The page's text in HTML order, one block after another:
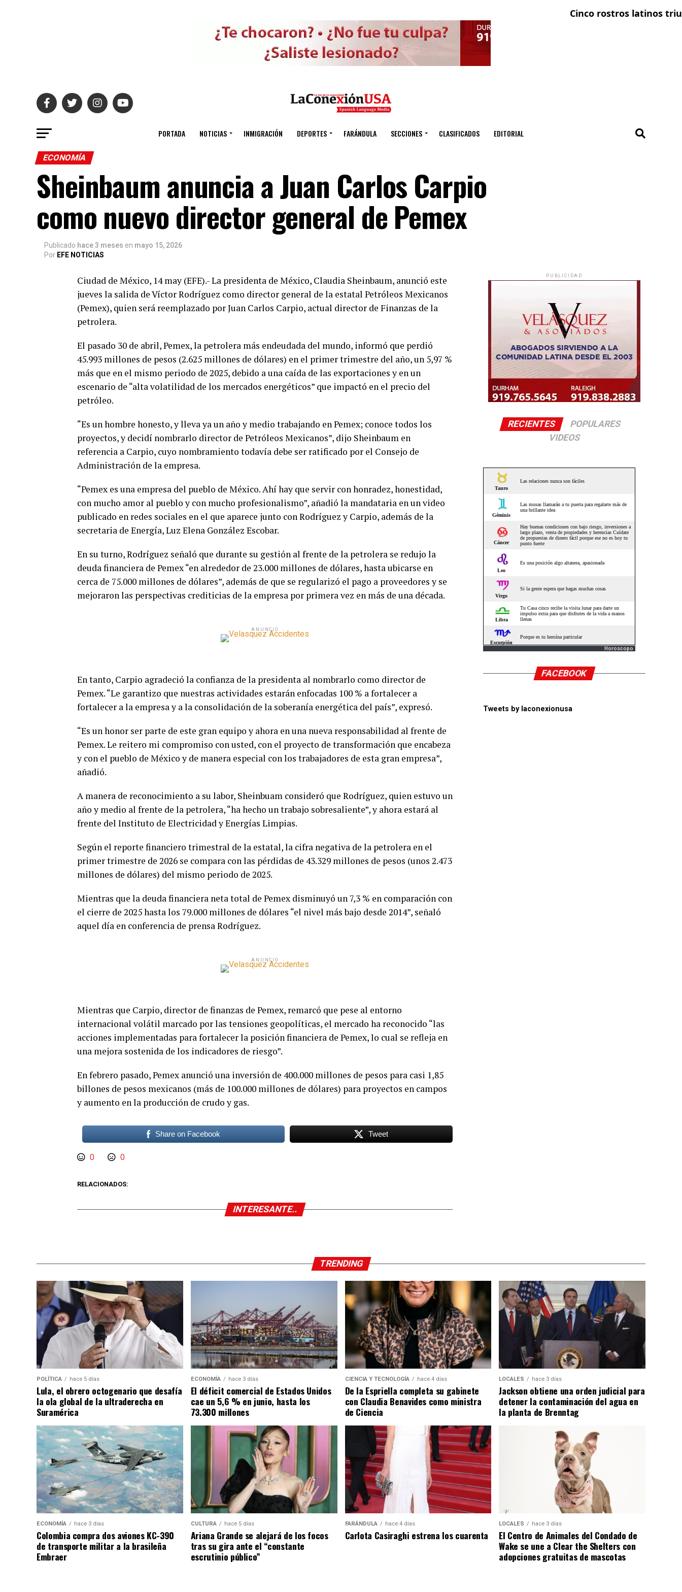
Cinco rostros latinos triunfan
PORTADA NOTICIAS INMIGRACIÓN DEPORTES FARÁNDULA SECCIONES CLASIFICADOS EDITORIAL
ECONOMÍA
Sheinbaum anuncia a Juan Carlos Carpio
como nuevo director general de Pemex
Publicado hace 3 meses en mayo 15, 2026
Por EFE NOTICIAS
Ciudad de México, 14 may (EFE).- La presidenta de México, Claudia Sheinbaum, anunció este
jueves la salida de Víctor Rodríguez como director general de la estatal Petróleos Mexicanos
(Pemex), quien será reemplazado por Juan Carlos Carpio, actual director de Finanzas de la
petrolera.
El pasado 30 de abril, Pemex, la petrolera más endeudada del mundo, informó que perdió
45.993 millones de pesos (2.625 millones de dólares) en el primer trimestre del año, un 5,97 %
más que en el mismo periodo de 2025, debido a una caída de las exportaciones y en un
escenario de “alta volatilidad de los mercados energéticos” que impactó en el precio del
petróleo.
“Es un hombre honesto, y lleva ya un año y medio trabajando en Pemex; conoce todos los
proyectos, y decidí nombrarlo director de Petróleos Mexicanos”, dijo Sheinbaum en
referencia a Carpio, cuyo nombramiento todavía debe ser ratificado por el Consejo de
Administración de la empresa.
“Pemex es una empresa del pueblo de México. Ahí hay que servir con honradez, honestidad,
con mucho amor al pueblo y con mucho profesionalismo”, añadió la mandataria en un video
publicado en redes sociales en el que aparece junto con Rodríguez y Carpio, además de la
secretaria de Energía, Luz Elena González Escobar.
En su turno, Rodríguez señaló que durante su gestión al frente de la petrolera se redujo la
deuda financiera de Pemex “en alrededor de 23.000 millones de dólares, hasta ubicarse en
cerca de 75.000 millones de dólares”, además de que se regularizó el pago a proveedores y se
mejoraron las perspectivas crediticias de la empresa por primera vez en más de una década.
ANUNCIO
En tanto, Carpio agradeció la confianza de la presidenta al nombrarlo como director de
Pemex. “Le garantizo que nuestras actividades estarán enfocadas 100 % a fortalecer a
fortalecer a la empresa y a la consolidación de la soberanía energética del país”, expresó.
“Es un honor ser parte de este gran equipo y ahora en una nueva responsabilidad al frente de
Pemex. Le reitero mi compromiso con usted, con el proyecto de transformación que encabeza
y con el pueblo de México y de manera especial con los trabajadores de esta gran empresa”,
añadió.
A manera de reconocimiento a su labor, Sheinbuam consideró que Rodríguez, quien estuvo un
año y medio al frente de la petrolera, “ha hecho un trabajo sobresaliente”, y ahora estará al
frente del Instituto de Electricidad y Energías Limpias.
Según el reporte financiero trimestral de la estatal, la cifra negativa de la petrolera en el
primer trimestre de 2026 se compara con las pérdidas de 43.329 millones de pesos (unos 2.473
millones de dólares) del mismo periodo de 2025.
Mientras que la deuda financiera neta total de Pemex disminuyó un 7,3 % en comparación con
el cierre de 2025 hasta los 79.000 millones de dólares “el nivel más bajo desde 2014”, señaló
aquel día en conferencia de prensa Rodríguez.
ANUNCIO
Mientras que Carpio, director de finanzas de Pemex, remarcó que pese al entorno
internacional volátil marcado por las tensiones geopolíticas, el mercado ha reconocido “las
acciones implementadas para fortalecer la posición financiera de Pemex, lo cual se refleja en
una mejora sostenida de los indicadores de riesgo”.
En febrero pasado, Pemex anunció una inversión de 400.000 millones de pesos para casi 1,85
billones de pesos mexicanos (más de 100.000 millones de dólares) para proyectos en campos
y aumento en la producción de crudo y gas.
Share on Facebook Tweet
0 0
RELACIONADOS:
INTERESANTE..
PUBLICIDAD
RECIENTES
POPULARES
VIDEOS
Horoscopo
FACEBOOK
Tweets by laconexionusa
TRENDING
POLÍTICA hace 5 días
Lula, el obrero octogenario que desafía
la ola global de la ultraderecha en
Suramérica
ECONOMÍA hace 3 días
El déficit comercial de Estados Unidos
cae un 5,6 % en junio, hasta los
73.300 millones
CIENCIA Y TECNOLOGÍA hace 4 días
De la Espriella completa su gabinete
con Claudia Benavides como ministra
de Ciencia
LOCALES hace 3 días
Jackson obtiene una orden judicial para
detener la contaminación del agua en
la planta de Brenntag
ECONOMÍA hace 3 días
Colombia compra dos aviones KC-390
de transporte militar a la brasileña
Embraer
CULTURA hace 5 días
Ariana Grande se alejará de los focos
tras su gira ante el “constante
escrutinio público”
FARÁNDULA hace 4 días
Carlota Casiraghi estrena los cuarenta
LOCALES hace 3 días
El Centro de Animales del Condado de
Wake se une a Clear the Shelters con
adopciones gratuitas de mascotas